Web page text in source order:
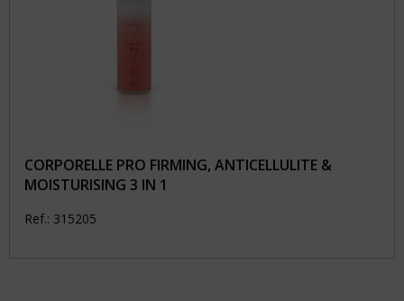
CORPORELLE PRO FIRMING, ANTICELLULITE &
MOISTURISING 3 IN 1
Ref.: 315205